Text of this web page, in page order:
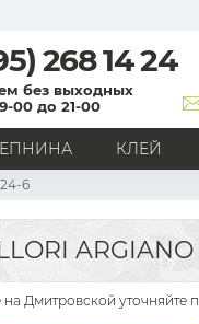
268 14 24
без выходных
00 до 21-00
КЛЕЙ
СТИЛЬ
Кантри
Модерн
Классика
6
ARGIANO
Дмитровской